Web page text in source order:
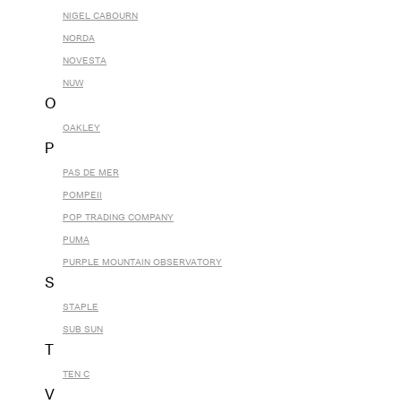
NIGEL CABOURN
NORDA
NOVESTA
NUW
O
OAKLEY
P
PAS DE MER
POMPEII
POP TRADING COMPANY
PUMA
PURPLE MOUNTAIN OBSERVATORY
S
STAPLE
SUB SUN
TEN C
V